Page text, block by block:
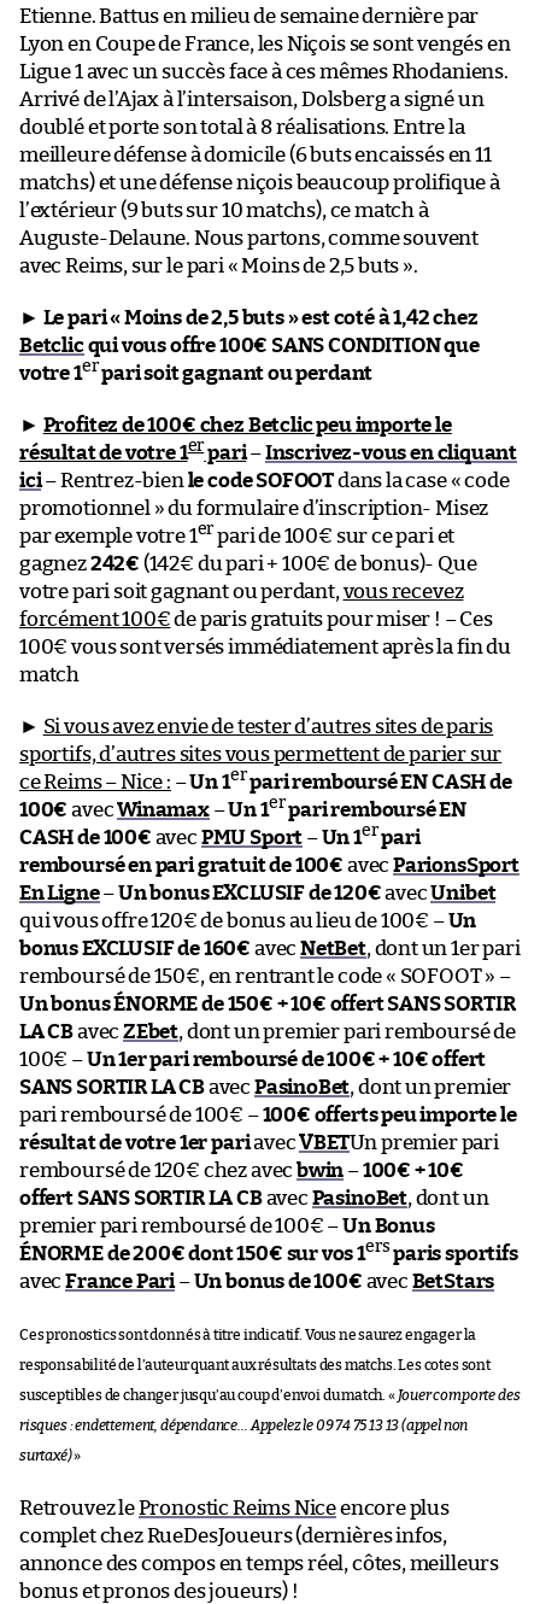
Etienne. Battus en milieu de semaine dernière par
Lyon en Coupe de France, les Niçois se sont vengés en
Ligue 1 avec un succès face à ces mêmes Rhodaniens.
Arrivé de l’Ajax à l’intersaison, Dolsberg a signé un
doublé et porte son total à 8 réalisations. Entre la
meilleure défense à domicile (6 buts encaissés en 11
matchs) et une défense niçois beaucoup prolifique à
l’extérieur (9 buts sur 10 matchs), ce match à
Auguste-Delaune. Nous partons, comme souvent
avec Reims, sur le pari « Moins de 2,5 buts ».
► Le pari « Moins de 2,5 buts » est coté à 1,42 chez
Betclicqui vous offre 100€ SANS CONDITION que
votre 1erpari soit gagnant ou perdant
► Profitez de 100€ chez Betclic peu importe le
résultat de votre 1erpari–Inscrivez-vous en cliquant
ici– Rentrez-bien le code SOFOOTdans la case « code
promotionnel » du formulaire d’inscription- Misez
par exemple votre 1er pari de 100€ sur ce pari et
gagnez242€ (142€ du pari + 100€ de bonus)- Que
votre pari soit gagnant ou perdant, vous recevez
forcément 100€de paris gratuits pour miser ! – Ces
100€ vous sont versés immédiatement après la fin du
match
► Si vous avez envie de tester d’autres sites de paris
sportifs, d’autres sites vous permettent de parier sur
ce Reims – Nice : –Un 1erpari remboursé EN CASH de
100€ avecWinamax–Un 1erpari remboursé EN
CASH de 100€ avec PMU Sport –Un 1erpari
remboursé en pari gratuit de 100€ avec ParionsSport
En Ligne–Un bonus EXCLUSIF de 120€avecUnibet
qui vous offre 120€ de bonus au lieu de 100€ –Un
bonus EXCLUSIF de 160€ avec NetBet, dont un 1er pari
remboursé de 150€, en rentrant le code « SOFOOT » –
Un bonus ÉNORME de 150€ + 10€ offert SANS SORTIR
LA CBavecZEbet, dont un premier pari remboursé de
100€ –Un 1er pari remboursé de 100€ + 10€ offert
SANS SORTIR LA CBavec PasinoBet, dont un premier
pari remboursé de 100€ –100€ offerts peu importe le
résultat de votre 1er pariavecVBETUn premier pari
remboursé de 120€ chez avec bwin –100€ + 10€
offert SANS SORTIR LA CBavec PasinoBet, dont un
premier pari remboursé de 100€ –Un Bonus
ÉNORME de 200€ dont 150€ sur vos 1ers paris sportifs
avecFrance Pari–Un bonus de 100€ avec BetStars
Ces pronostics sont donnés à titre indicatif. Vous ne saurez engager la
responsabilité de l’auteur quant aux résultats des matchs. Les cotes sont
susceptibles de changer jusqu’au coup d’envoi du match. « Jouer comporte des
risques : endettement, dépendance… Appelez le 09 74 75 13 13 (appel non
surtaxé)»
Retrouvez lePronostic Reims Niceencore plus
complet chez RueDesJoueurs (dernières infos,
annonce des compos en temps réel, côtes, meilleurs
bonus et pronos des joueurs) !